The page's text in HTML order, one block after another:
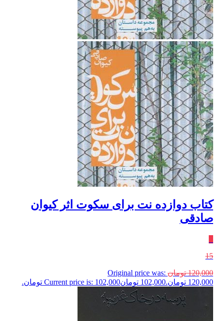
کتاب دوازده نت برای سکوت اثر کیوان
صادقی
15
120,000 تومان Original price was:
120,000 تومان.
102,000 تومانCurrent price is: 102,000 تومان.